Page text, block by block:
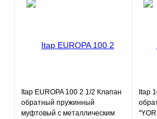
Itap EUROPA 100 2 1/2 Клапан
обратный пружинный
муфтовый с металлическим
Itap